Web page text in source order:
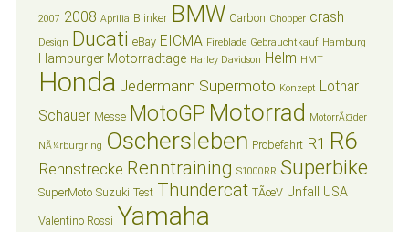
2007 2008 Aprilia Blinker BMW Carbon Chopper crash
Design Ducati eBay EICMA Fireblade Gebrauchtkauf Hamburg
Hamburger Motorradtage Harley Davidson Helm HMT
Honda Jedermann Supermoto Konzept Lothar
Schauer Messe MotoGP Motorrad MotorrÃ¤der
NÃ¼rburgring Oschersleben Probefahrt R1 R6
Rennstrecke Renntraining S1000RR Superbike
SuperMoto Suzuki Test Thundercat TÃœV Unfall USA
Valentino Rossi Yamaha